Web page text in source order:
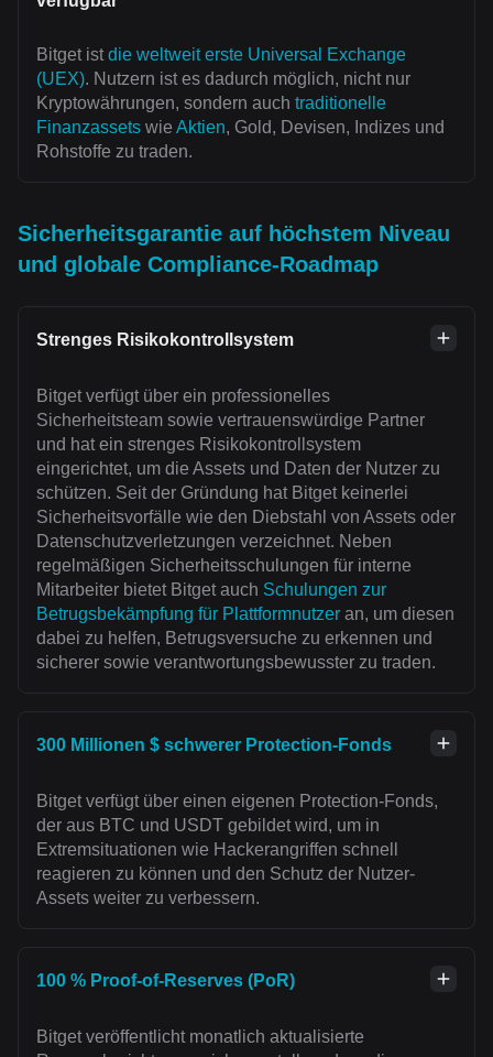
Bitget ist die weltweit erste Universal Exchange
(UEX). Nutzern ist es dadurch möglich, nicht nur
Kryptowährungen, sondern auch traditionelle
Finanzassets wie Aktien, Gold, Devisen, Indizes und
Rohstoffe zu traden.
Sicherheitsgarantie auf höchstem Niveau
und globale Compliance-Roadmap
Strenges Risikokontrollsystem
Bitget verfügt über ein professionelles
Sicherheitsteam sowie vertrauenswürdige Partner
und hat ein strenges Risikokontrollsystem
eingerichtet, um die Assets und Daten der Nutzer zu
schützen. Seit der Gründung hat Bitget keinerlei
Sicherheitsvorfälle wie den Diebstahl von Assets oder
Datenschutzverletzungen verzeichnet. Neben
regelmäßigen Sicherheitsschulungen für interne
Mitarbeiter bietet Bitget auch Schulungen zur
Betrugsbekämpfung für Plattformnutzer an, um diesen
dabei zu helfen, Betrugsversuche zu erkennen und
sicherer sowie verantwortungsbewusster zu traden.
300 Millionen $ schwerer Protection-Fonds
Bitget verfügt über einen eigenen Protection-Fonds,
der aus BTC und USDT gebildet wird, um in
Extremsituationen wie Hackerangriffen schnell
reagieren zu können und den Schutz der Nutzer-
Assets weiter zu verbessern.
100 % Proof-of-Reserves (PoR)
Bitget veröffentlicht monatlich aktualisierte